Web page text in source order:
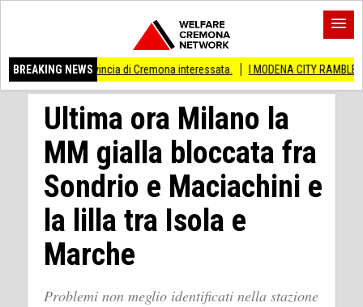
BREAKING NEWS
di Cremona interessata. I MODENA CITY RAMBLERS ARRIVANO A
Ultima ora Milano la
MM gialla bloccata fra
Sondrio e Maciachini e
la lilla tra Isola e
Marche
Problemi non meglio identificati nella stazione